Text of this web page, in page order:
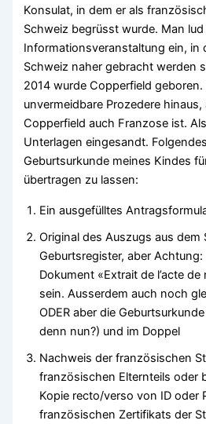
Konsulat, in dem er als
Schweiz begrüsst wurde. Man
Informationsveranstaltung ein, in
Schweiz naher gebracht werden
2014 wurde Copperfield
unvermeidbare Prozedere
Copperfield auch Franzose ist.
Unterlagen eingesandt.
Geburtsurkunde meines Kindes
übertragen zu lassen:
Ein ausgefülltes
Original des Auszugs aus dem
Geburtsregister, aber Achtung:
Dokument «Extrait de l’acte
sein. Ausserdem auch noch
ODER aber die
denn nun?) und im Doppel
Nachweis der französischen
französischen Elternteils oder
Kopie recto/verso von ID oder
französischen Zertifikats der